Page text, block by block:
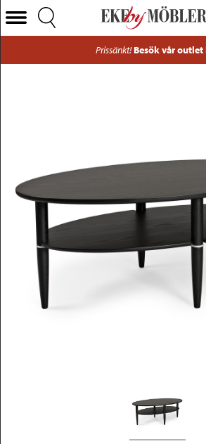
Madrid soffbord svart 110x70 cm
Välj Kategori
Förvaring
Inredning
Mattor
Belysning
Utemöbler
Varumärken
Prissänkt! Besök vår outlet